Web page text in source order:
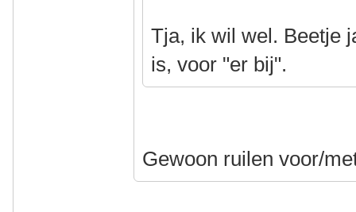
Tja, ik wil wel. Beetje
is, voor "er bij".
Gewoon ruilen voor/